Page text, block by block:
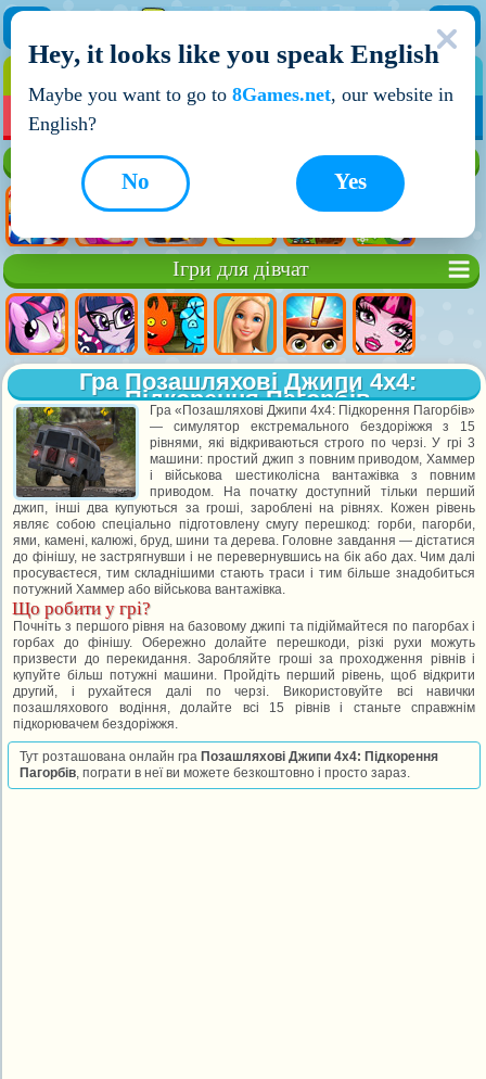
НОВІ ІГРИ
Ігри для дівчат
Гра Позашляхові Джипи 4x4:
Підкорення Пагорбів
Гра «Позашляхові Джипи 4x4: Підкорення Пагорбів»
— симулятор екстремального бездоріжжя з 15
рівнями, які відкриваються строго по черзі. У грі 3
машини: простий джип з повним приводом, Хаммер
і військова шестиколісна вантажівка з повним
приводом. На початку доступний тільки перший
джип, інші два купуються за гроші, зароблені на рівнях. Кожен рівень
являє собою спеціально підготовлену смугу перешкод: горби, пагорби,
ями, камені, калюжі, бруд, шини та дерева. Головне завдання — дістатися
до фінішу, не застрягнувши і не перевернувшись на бік або дах. Чим далі
просуваєтеся, тим складнішими стають траси і тим більше знадобиться
потужний Хаммер або військова вантажівка.
Що робити у грі?
Почніть з першого рівня на базовому джипі та підіймайтеся по пагорбах і
горбах до фінішу. Обережно долайте перешкоди, різкі рухи можуть
призвести до перекидання. Заробляйте гроші за проходження рівнів і
купуйте більш потужні машини. Пройдіть перший рівень, щоб відкрити
другий, і рухайтеся далі по черзі. Використовуйте всі навички
позашляхового водіння, долайте всі 15 рівнів і станьте справжнім
підкорювачем бездоріжжя.
Тут розташована онлайн гра Позашляхові Джипи 4x4: Підкорення
Пагорбів, пограти в неї ви можете безкоштовно і просто зараз.
Hey, it looks like you speak English
Maybe you want to go to 8Games.net, our website in
English?
Yes
No